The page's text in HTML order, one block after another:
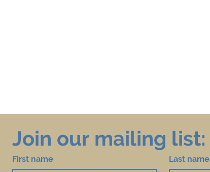
Join our mailing list:
First name Last name